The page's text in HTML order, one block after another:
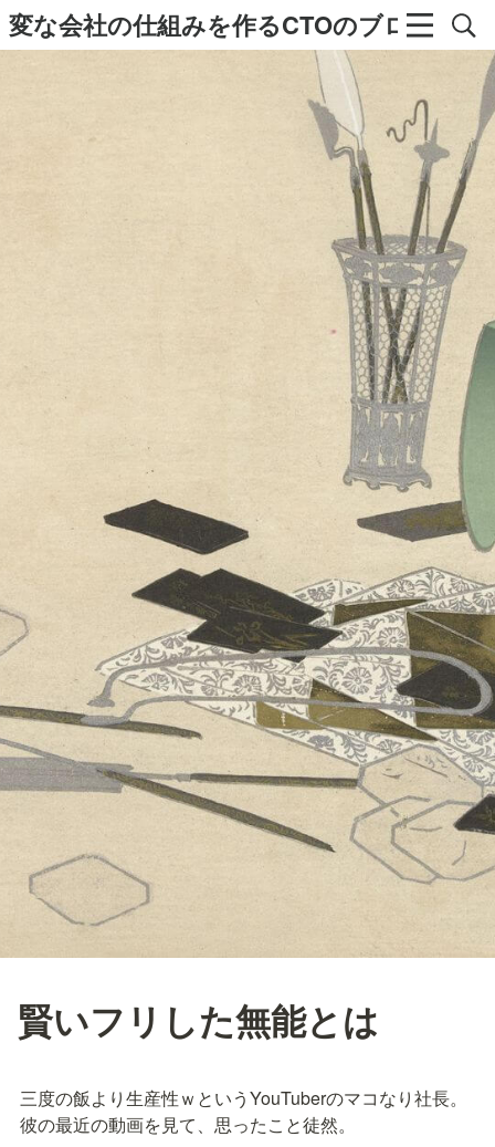
変な会社の仕組みを作るCTOのブログ
賢いフリした無能とは
三度の飯より生産性ｗというYouTuberのマコなり社長。
彼の最近の動画を見て、思ったこと徒然。